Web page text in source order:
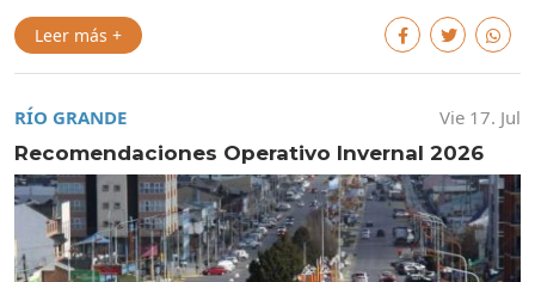
Leer más +
RÍO GRANDE
Vie 17. Jul
Recomendaciones Operativo Invernal 2026